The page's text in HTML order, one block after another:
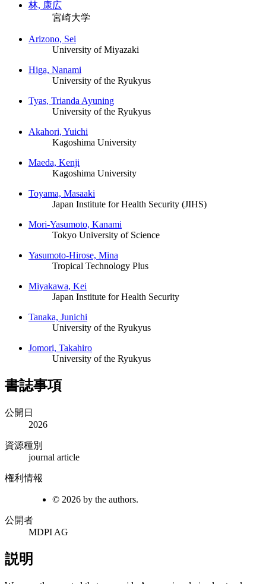
林, 康広
宮崎大学
Arizono, Sei
University of Miyazaki
Higa, Nanami
University of the Ryukyus
Tyas, Trianda Ayuning
University of the Ryukyus
Akahori, Yuichi
Kagoshima University
Maeda, Kenji
Kagoshima University
Toyama, Masaaki
Japan Institute for Health Security (JIHS)
Mori-Yasumoto, Kanami
Tokyo University of Science
Yasumoto-Hirose, Mina
Tropical Technology Plus
Miyakawa, Kei
Japan Institute for Health Security
Tanaka, Junichi
University of the Ryukyus
Jomori, Takahiro
University of the Ryukyus
書誌事項
公開日
2026
資源種別
journal article
権利情報
© 2026 by the authors.
公開者
MDPI AG
説明